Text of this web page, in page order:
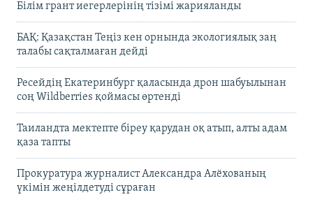
Білім грант иегерлерінің тізімі жарияланды
БАҚ: Қазақстан Теңіз кен орнында экологиялық заң
талабы сақталмаған дейді
Ресейдің Екатеринбург қаласында дрон шабуылынан
соң Wildberries қоймасы өртенді
Таиландта мектепте біреу қарудан оқ атып, алты адам
қаза тапты
Прокуратура журналист Александра Алёхованың
үкімін жеңілдетуді сұраған